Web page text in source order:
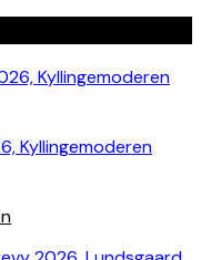
Kyllingemoderen